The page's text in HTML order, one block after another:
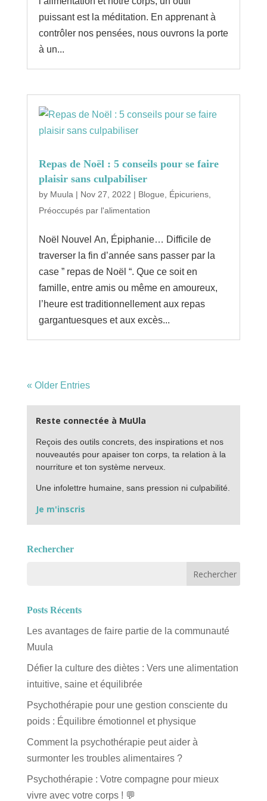
puissant est la méditation. En apprenant à
contrôler nos pensées, nous ouvrons la porte
à un...
Repas de Noël : 5 conseils pour se faire
plaisir sans culpabiliser
by Muula | Nov 27, 2022 | Blogue Épicuriens,
Préoccupés par l'alimentation
Noël Nouvel An, Épiphanie… Difficile de
traverser la fin d’année sans passer par la
case ” repas de Noël “. Que ce soit en
famille, entre amis ou même en amoureux,
l’heure est traditionnellement aux repas
gargantuesques et aux excès...
« Older Entries
Reste connectée à MuUla
Reçois des outils concrets, des inspirations et nos
nouveautés pour apaiser ton corps, ta relation à la
nourriture et ton système nerveux.
Une infolettre humaine, sans pression ni culpabilité.
Je m'inscris
Rechercher
Posts Récents
Les avantages de faire partie de la communauté
Muula
Défier la culture des diètes : Vers une alimentation
intuitive, saine et équilibrée
Psychothérapie pour une gestion consciente du
poids : Équilibre émotionnel et physique
Comment la psychothérapie peut aider à
surmonter les troubles alimentaires ?
Psychothérapie : Votre compagne pour mieux
vivre avec votre corps ! 💬